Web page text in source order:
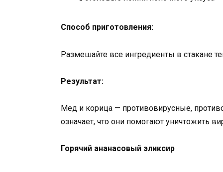
Способ приготовления:
Размешайте все ингредиенты в стакане
Результат:
Мед и корица — противовирусные,
означает, что они помогают уничтожить
Горячий ананасовый эликсир